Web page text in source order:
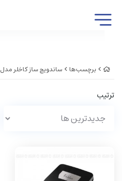
برچسب‌ها ساندویچ ساز کاخلر مدل KH-212
ترتیب